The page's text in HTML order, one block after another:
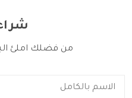
من فضلك املئ